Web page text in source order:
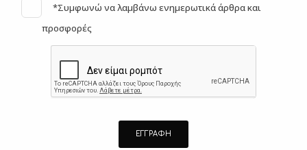
*Συμφωνώ να λαμβάνω ενημερωτικά άρθρα και
προσφορές